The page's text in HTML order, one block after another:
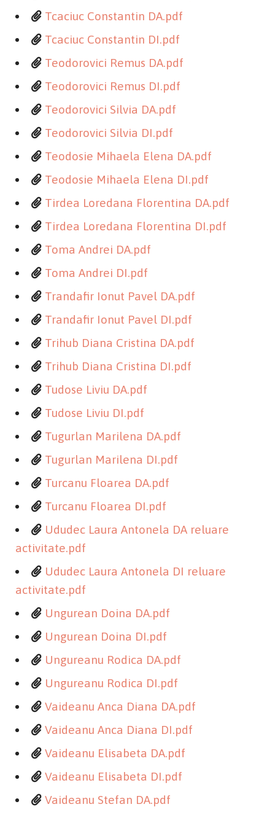
Tcaciuc Constantin DA.pdf
Tcaciuc Constantin DI.pdf
Teodorovici Remus DA.pdf
Teodorovici Remus DI.pdf
Teodorovici Silvia DA.pdf
Teodorovici Silvia DI.pdf
Teodosie Mihaela Elena DA.pdf
Teodosie Mihaela Elena DI.pdf
Tirdea Loredana Florentina DA.pdf
Tirdea Loredana Florentina DI.pdf
Toma Andrei DA.pdf
Toma Andrei DI.pdf
Trandafir Ionut Pavel DA.pdf
Trandafir Ionut Pavel DI.pdf
Trihub Diana Cristina DA.pdf
Trihub Diana Cristina DI.pdf
Tudose Liviu DA.pdf
Tudose Liviu DI.pdf
Tugurlan Marilena DA.pdf
Tugurlan Marilena DI.pdf
Turcanu Floarea DA.pdf
Turcanu Floarea DI.pdf
Ududec Laura Antonela DA reluare
activitate.pdf
Ududec Laura Antonela DI reluare
activitate.pdf
Ungurean Doina DA.pdf
Ungurean Doina DI.pdf
Ungureanu Rodica DA.pdf
Ungureanu Rodica DI.pdf
Vaideanu Anca Diana DA.pdf
Vaideanu Anca Diana DI.pdf
Vaideanu Elisabeta DA.pdf
Vaideanu Elisabeta DI.pdf
Vaideanu Stefan DA.pdf